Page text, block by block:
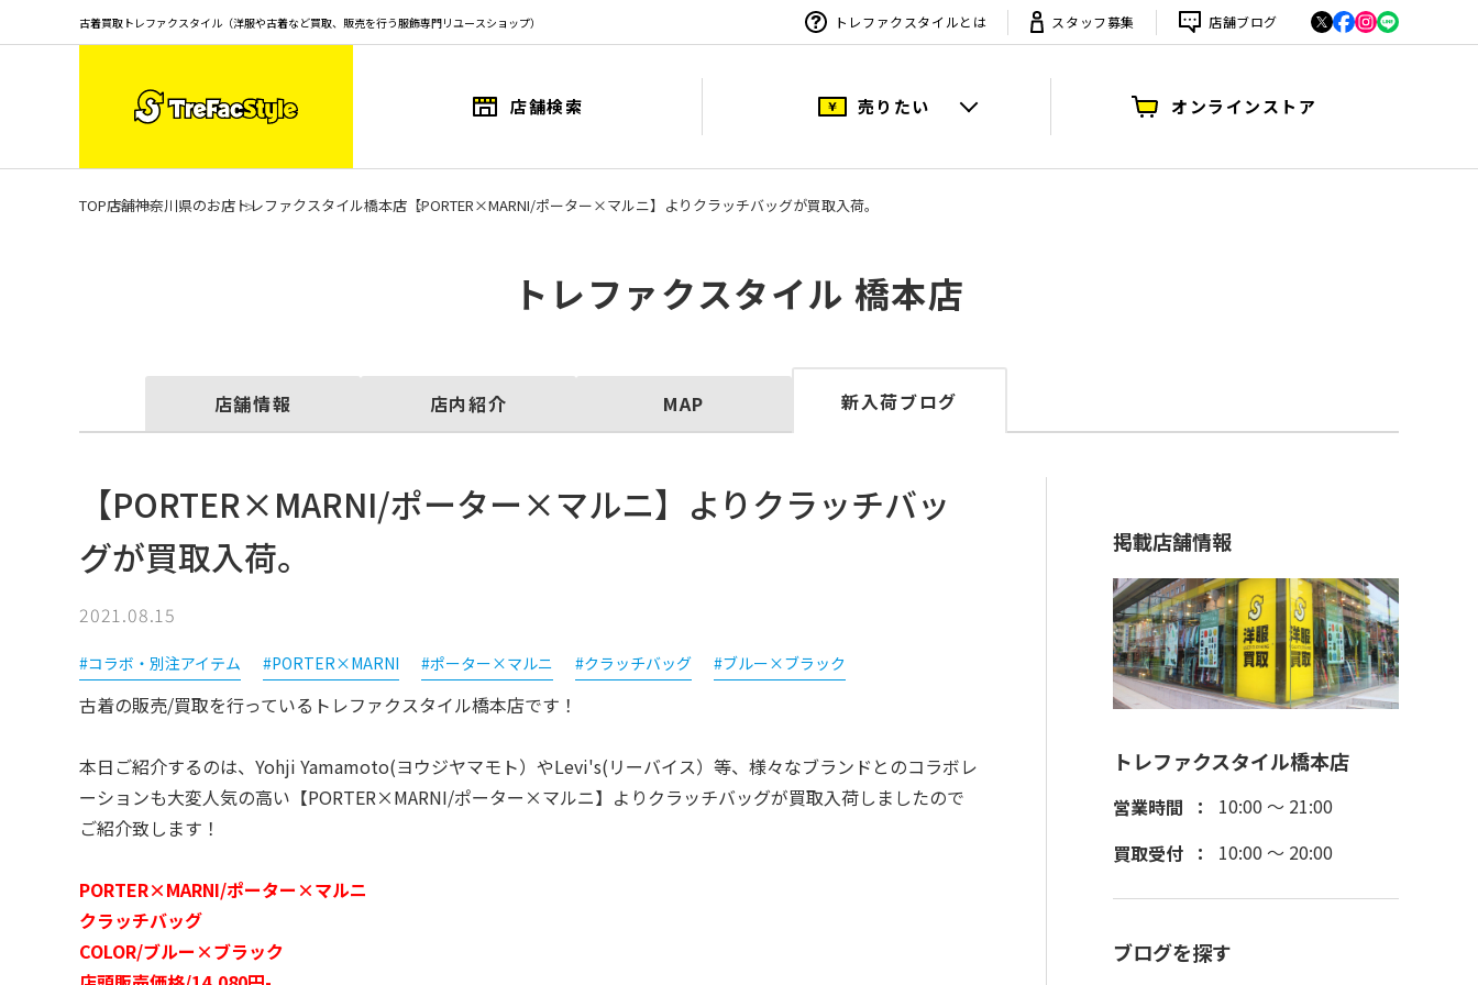
古着買取トレファクスタイル（洋服や古着など買取、販売を行う服飾専門リユースショップ） トレファクスタイルとは スタッフ募集 店舗ブログ
店舗検索 売りたい オンラインストア
TOP店舗神奈川県のお店 トレファクスタイル橋本店 【PORTER×MARNI/ポーター×マルニ】よりクラッチバッグが買取入荷。
トレファクスタイル 橋本店
店舗情報 店内紹介 MAP 新入荷ブログ
【PORTER×MARNI/ポーター×マルニ】よりクラッチバッ
グが買取入荷。
2021.08.15
#コラボ・別注アイテム #PORTER×MARNI #ポーター×マルニ #クラッチバッグ #ブルー×ブラック
古着の販売/買取を行っているトレファクスタイル橋本店です！
本日ご紹介するのは、Yohji Yamamoto(ヨウジヤマモト）やLevi's(リーバイス）等、様々なブランドとのコラボレ
ーションも大変人気の高い【PORTER×MARNI/ポーター×マルニ】よりクラッチバッグが買取入荷しましたので
ご紹介致します！
PORTER×MARNI/ポーター×マルニ
クラッチバッグ
COLOR/ブルー×ブラック
掲載店舗情報
トレファクスタイル橋本店
営業時間
10:00 ～ 21:00
買取受付
10:00 ～ 20:00
ブログを探す